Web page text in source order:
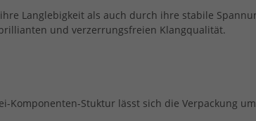
Langlebigkeit als auch durch ihre stabile
und verzerrungsfreien Klangqualität.
Komponenten-Stuktur lässt sich die Verpackung